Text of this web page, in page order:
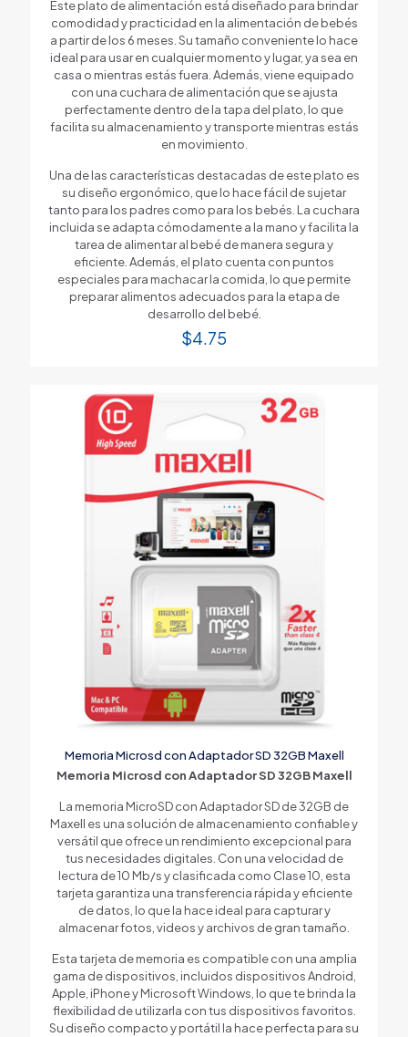
Este plato de alimentación está diseñado para brindar
comodidad y practicidad en la alimentación de bebés
a partir de los 6 meses. Su tamaño conveniente lo hace
ideal para usar en cualquier momento y lugar, ya sea en
casa o mientras estás fuera. Además, viene equipado
con una cuchara de alimentación que se ajusta
perfectamente dentro de la tapa del plato, lo que
facilita su almacenamiento y transporte mientras estás
en movimiento.
Una de las características destacadas de este plato es
su diseño ergonómico, que lo hace fácil de sujetar
tanto para los padres como para los bebés. La cuchara
incluida se adapta cómodamente a la mano y facilita la
tarea de alimentar al bebé de manera segura y
eficiente. Además, el plato cuenta con puntos
especiales para machacar la comida, lo que permite
preparar alimentos adecuados para la etapa de
desarrollo del bebé.
$4.75
Memoria Microsd con Adaptador SD 32GB Maxell
Memoria Microsd con Adaptador SD 32GB Maxell
La memoria MicroSD con Adaptador SD de 32GB de
Maxell es una solución de almacenamiento confiable y
versátil que ofrece un rendimiento excepcional para
tus necesidades digitales. Con una velocidad de
lectura de 10 Mb/s y clasificada como Clase 10, esta
tarjeta garantiza una transferencia rápida y eficiente
de datos, lo que la hace ideal para capturar y
almacenar fotos, videos y archivos de gran tamaño.
Esta tarjeta de memoria es compatible con una amplia
gama de dispositivos, incluidos dispositivos Android,
Apple, iPhone y Microsoft Windows, lo que te brinda la
flexibilidad de utilizarla con tus dispositivos favoritos.
Su diseño compacto y portátil la hace perfecta para su